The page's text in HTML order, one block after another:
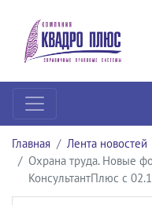
Главная
Лента новостей
Охрана труда. Новые
КонсультантПлюс с